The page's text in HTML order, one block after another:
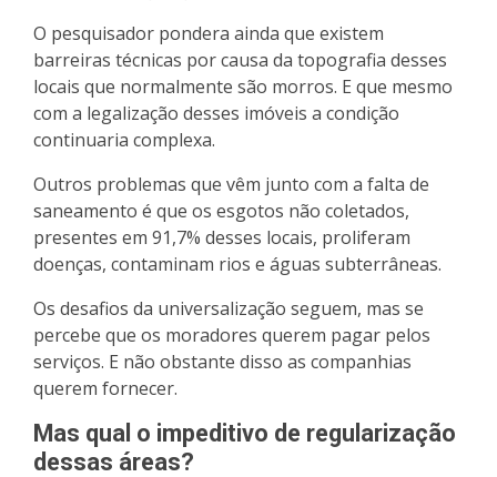
O pesquisador pondera ainda que existem
barreiras técnicas por causa da topografia desses
locais que normalmente são morros. E que mesmo
com a legalização desses imóveis a condição
continuaria complexa.
Outros problemas que vêm junto com a falta de
saneamento é que os esgotos não coletados,
presentes em 91,7% desses locais, proliferam
doenças, contaminam rios e águas subterrâneas.
Os desafios da universalização seguem, mas se
percebe que os moradores querem pagar pelos
serviços. E não obstante disso as companhias
querem fornecer.
Mas qual o impeditivo de regularização
dessas áreas?